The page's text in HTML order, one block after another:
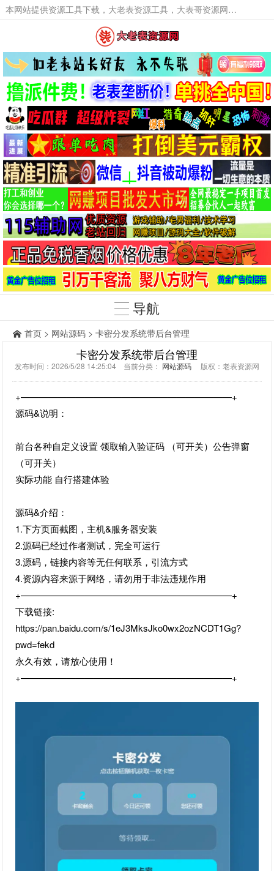
本网站提供资源工具下载，大老表资源工具，大表哥资源网软件工具，大老表资源下载，活动线报福利资源分享,活动线报，大型网游经典游戏，网络热门技术游戏辅助交流与分享。
导航
首页 > 网站源码 > 卡密分发系统带后台管理
卡密分发系统带后台管理
发布时间：2026/5/28 14:25:04 当前分类： 网站源码 版权：老表资源网
+———————————————————————+
源码&说明：
前台各种自定义设置 领取输入验证码 （可开关）公告弹窗
（可开关）
实际功能 自行搭建体验
源码&介绍：
1.下方页面截图，主机&服务器安装
2.源码已经过作者测试，完全可运行
3.源码，链接内容等无任何联系，引流方式
4.资源内容来源于网络，请勿用于非法违规作用
+———————————————————————+
下载链接:
https://pan.baidu.com/s/1eJ3MksJko0wx2ozNCDT1Gg?
pwd=fekd
永久有效，请放心使用！
+———————————————————————+